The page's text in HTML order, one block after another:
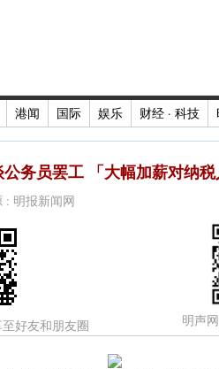
港闻 国际 娱乐 财经 · 科技
务员罢工 「大幅加薪对纳
: 明报新闻网
好友和朋友圈 明声